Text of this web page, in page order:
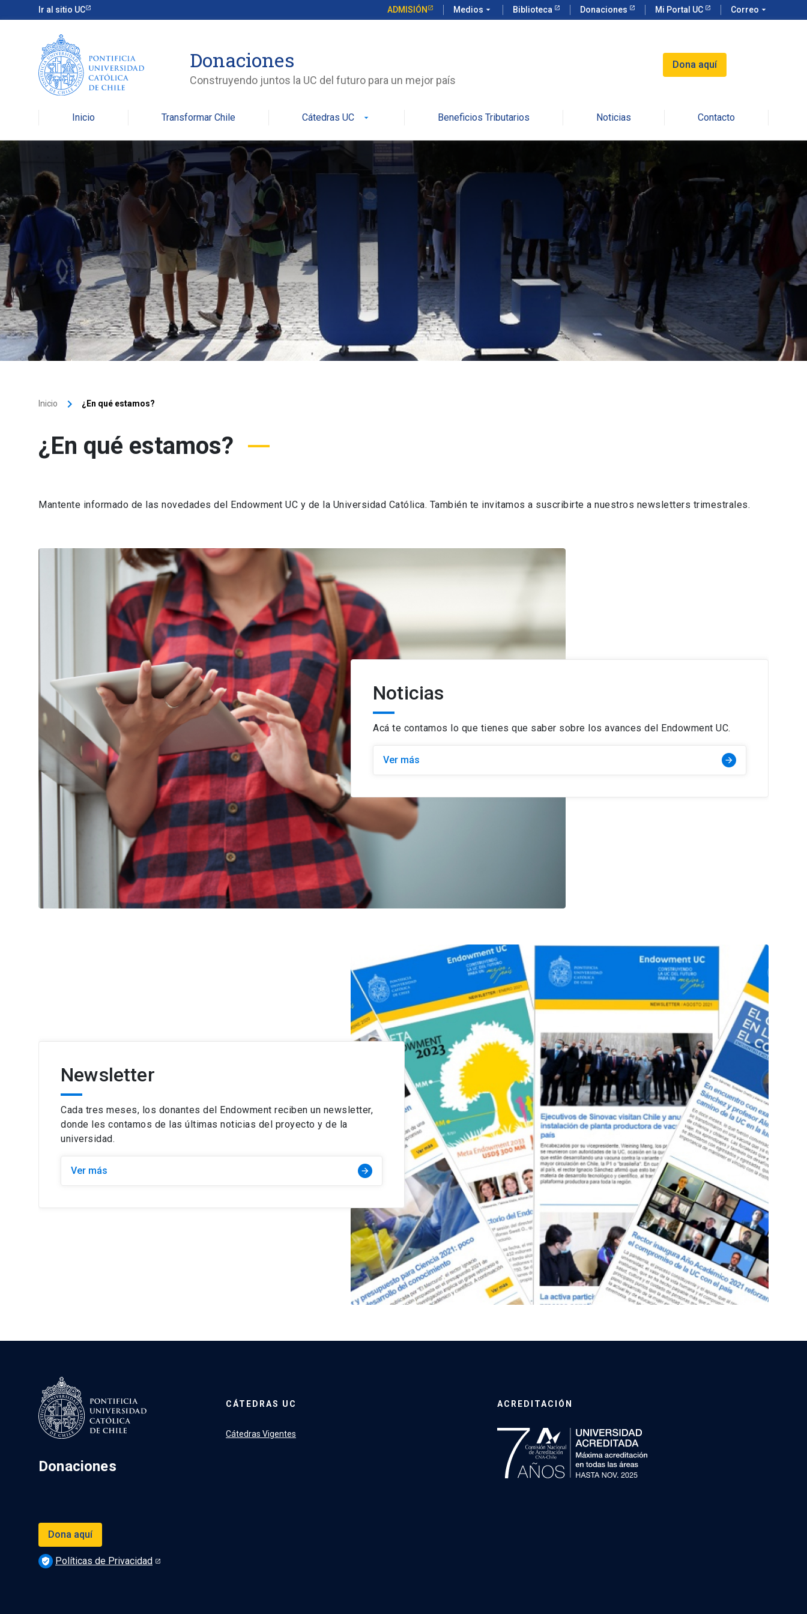
Ir al sitio UC ADMISIÓN Medios arrow_drop_down Biblioteca Donaciones Mi Portal UC Correo arrow_drop_down
Donaciones
Construyendo juntos la UC del futuro para un mejor país
Dona aquí
Inicio Transformar Chile Cátedras UC arrow_drop_down Beneficios Tributarios Noticias Contacto
Inicio keyboard_arrow_right ¿En qué estamos?
¿En qué estamos?
Mantente informado de las novedades del Endowment UC y de la Universidad Católica. También te invitamos a suscribirte a nuestros newsletters trimestrales.
Noticias
Acá te contamos lo que tienes que saber sobre los avances del Endowment UC.
Ver más arrow_forward
Newsletter
Cada tres meses, los donantes del Endowment reciben un newsletter,
donde les contamos de las últimas noticias del proyecto y de la
universidad.
Ver más arrow_forward
Donaciones
CÁTEDRAS UC
Cátedras Vigentes
ACREDITACIÓN
Dona aquí
verified_user Políticas de Privacidad